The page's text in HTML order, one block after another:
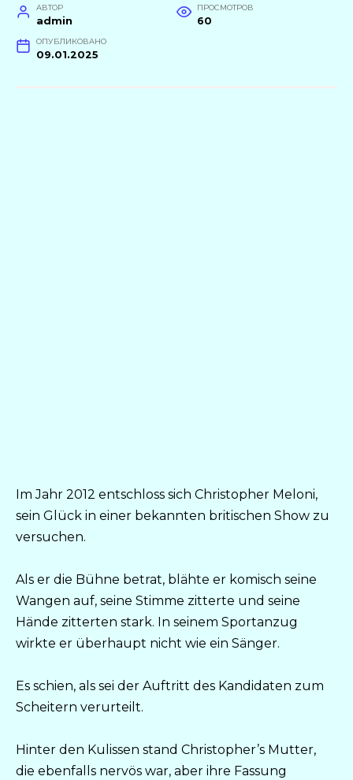
АВТОР
admin
ПРОСМОТРОВ
60
ОПУБЛИКОВАНО
09.01.2025
Im Jahr 2012 entschloss sich Christopher Meloni,
sein Glück in einer bekannten britischen Show zu
versuchen.
Als er die Bühne betrat, blähte er komisch seine
Wangen auf, seine Stimme zitterte und seine
Hände zitterten stark. In seinem Sportanzug
wirkte er überhaupt nicht wie ein Sänger.
Es schien, als sei der Auftritt des Kandidaten zum
Scheitern verurteilt.
Hinter den Kulissen stand Christopher’s Mutter,
die ebenfalls nervös war, aber ihre Fassung